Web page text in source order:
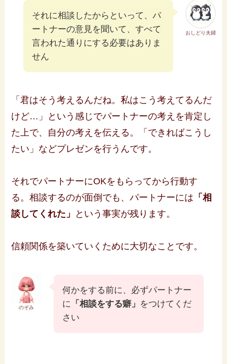
おしどり夫婦
それに相談したからといって、パ
ートナーの意見を聞いて、すべて
言われた通りにする必要はありま
せん
「君はそう考えるんだね。私はこう考えてるんだ
けど…」という感じでパートナーの考えを肯定し
た上で、自分の考えを伝える。「できればこうし
たい」などプレゼンを行うんです。
それでパートナーにOKをもらってから行動す
る。相談するのが面倒でも、パートナーには 「相
談してくれた」
という事実が残ります。
信頼関係を築いていくために大切なことです。
のぞみ
何かをする前に、必ずパートナー
に 「相談をする癖」 をつけてくだ
さい